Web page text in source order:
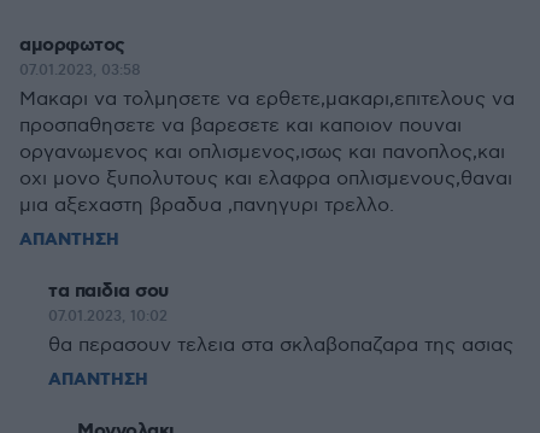
αμορφωτος
07.01.2023, 03:58
Μακαρι να τολμησετε να ερθετε,μακαρι,επιτελους να
προσπαθησετε να βαρεσετε και καποιον πουναι
οργανωμενος και οπλισμενος,ισως και πανοπλος,και
οχι μονο ξυπολυτους και ελαφρα οπλισμενους,θαναι
μια αξεχαστη βραδυα ,πανηγυρι τρελλο.
ΑΠΑΝΤΗΣΗ
τα παιδια σου
07.01.2023, 10:02
θα περασουν τελεια στα σκλαβοπαζαρα της ασιας
ΑΠΑΝΤΗΣΗ